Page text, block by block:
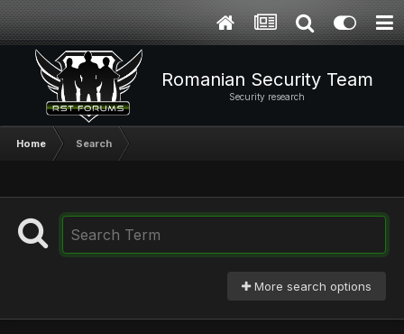
Romanian Security Team
Security research
Home Search
More search options